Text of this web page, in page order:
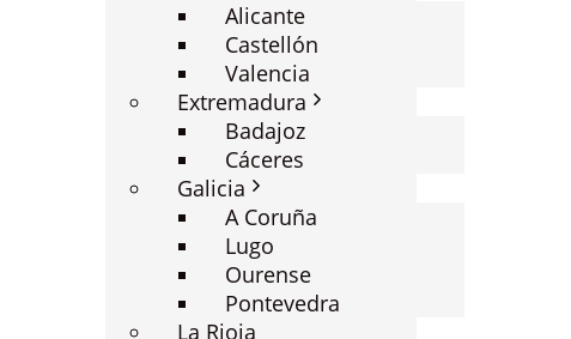
Alicante
Castellón
Valencia
Extremadura
Badajoz
Cáceres
Galicia
A Coruña
Lugo
Ourense
Pontevedra
La Rioja